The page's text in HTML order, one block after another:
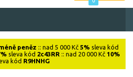
peněz :: nad 5 000 Kč 5% sleva kód
sleva kód 2c43RR :: nad 20 000 Kč 10%
kód R9HNHG